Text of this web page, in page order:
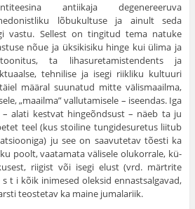
antiikaja degenereeruva
lõbukultuse ja ainult seda
vastu. Sellest on tingitud tema natuke
nõue ja üksikisiku hinge kui ülima ja
ta lihasuretamistendents ja
tehnilise ja isegi riikliku kultuuri
määral suunatud mitte välis­maailma,
„maailma” vallutamisele – iseendas. Iga
alati kestvat hingeõndsust – näeb ta ju
teel (kus stoiline tungidesuretus liitub
ju see on saavutetav tõesti ka
poolt, vaatamata välisele olukorrale, kü­
riigist või isegi elust (vrd. märtrite
t i kõik inimesed oleksid ennastsalgavad,
teostetav ka maine jumalariik.